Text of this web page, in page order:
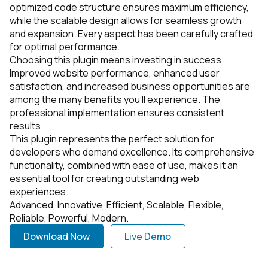
optimized code structure ensures maximum efficiency,
while the scalable design allows for seamless growth
and expansion. Every aspect has been carefully crafted
for optimal performance.
Choosing this plugin means investing in success.
Improved website performance, enhanced user
satisfaction, and increased business opportunities are
among the many benefits you'll experience. The
professional implementation ensures consistent
results.
This plugin represents the perfect solution for
developers who demand excellence. Its comprehensive
functionality, combined with ease of use, makes it an
essential tool for creating outstanding web
experiences.
Advanced, Innovative, Efficient, Scalable, Flexible,
Reliable, Powerful, Modern.
Download Now
Live Demo